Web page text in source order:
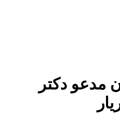
دکتر